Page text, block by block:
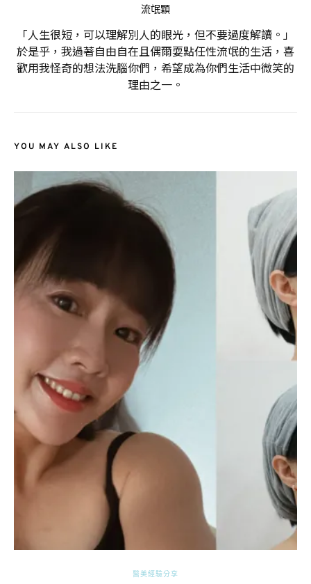
流氓顆
「人生很短，可以理解別人的眼光，但不要過度解讀。」
於是乎，我過著自由自在且偶爾耍點任性流氓的生活，喜
歡用我怪奇的想法洗腦你們，希望成為你們生活中微笑的
理由之一。
YOU MAY ALSO LIKE
醫美經驗分享